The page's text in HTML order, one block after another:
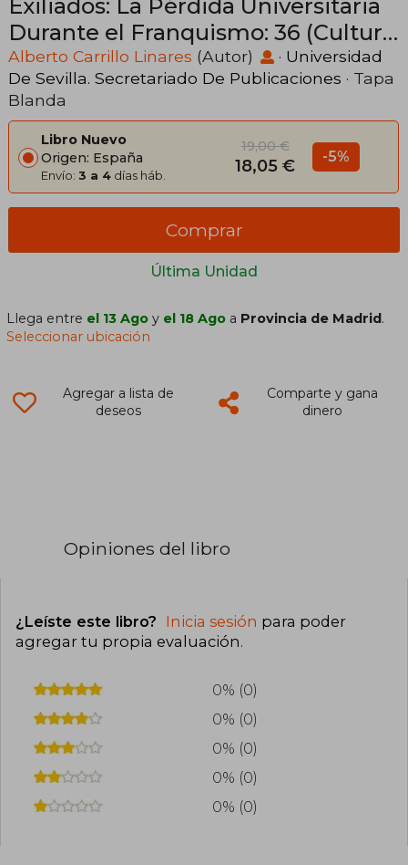
Exiliados: La Pérdida Universitaria
Durante el Franquismo: 36 (Cultura
Viva)
Alberto Carrillo Linares (Autor) · Universidad
De Sevilla. Secretariado De Publicaciones · Tapa
Blanda
Libro Nuevo
Origen: España
Envío: 3 a 4 días háb.
19,00 €
18,05 € -5%
Última Unidad
Comprar
Llega entre el 13 Ago y el 18 Ago a Provincia de Madrid .
Seleccionar ubicación
Agregar a lista de
deseos
Comparte y gana
dinero
Opiniones del libro
¿Leíste este libro? Inicia sesión para poder
agregar tu propia evaluación.
0% (0)
0% (0)
0% (0)
0% (0)
0% (0)